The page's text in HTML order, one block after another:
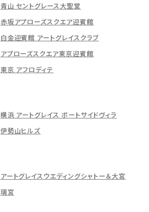
青山 セントグレース大聖堂
赤坂アプローズスクエア迎賓館
白金迎賓館 アートグレイスクラブ
アプローズスクエア東京迎賓館
東京 アフロディテ
横浜 アートグレイス ポートサイドヴィラ
伊勢山ヒルズ
アートグレイスウエディングシャトー＆大宮
璃宮